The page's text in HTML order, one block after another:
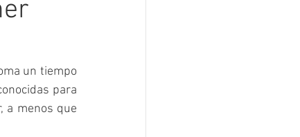
un tiempo
para
a menos que